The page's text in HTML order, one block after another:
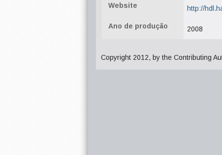
Website http://
Ano de produção 2008
Copyright 2012, by the Contributing